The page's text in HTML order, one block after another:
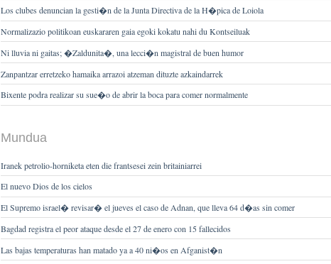
Los clubes denuncian la gesti�n de la Junta Directiva de la H�pica de Loiola
Normalizazio politikoan euskararen gaia egoki kokatu nahi du Kontseiluak
Ni lluvia ni gaitas; �Zaldunita�, una lecci�n magistral de buen humor
Zanpantzar erretzeko hamaika arrazoi atzeman dituzte azkaindarrek
Bixente podra realizar su sue�o de abrir la boca para comer normalmente
Mundua
Iranek petrolio-horniketa eten die frantsesei zein britainiarrei
El nuevo Dios de los cielos
El Supremo israel� revisar� el jueves el caso de Adnan, que lleva 64 d�as sin comer
Bagdad registra el peor ataque desde el 27 de enero con 15 fallecidos
Las bajas temperaturas han matado ya a 40 ni�os en Afganist�n